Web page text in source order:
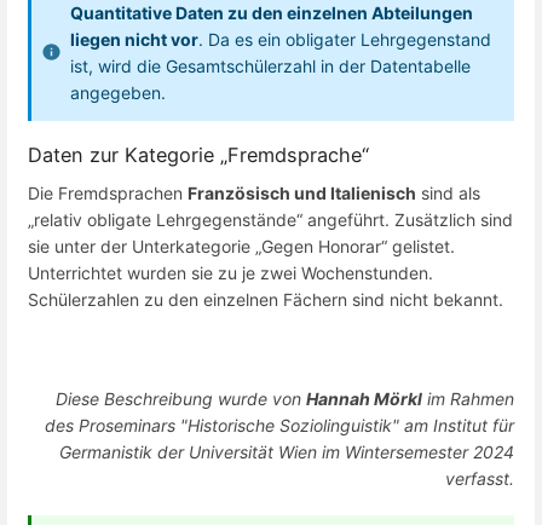
Quantitative Daten zu den einzelnen Abteilungen
liegen nicht vor. Da es ein obligater Lehrgegenstand
ist, wird die Gesamtschülerzahl in der Datentabelle
angegeben.
Daten zur Kategorie „Fremdsprache“
Die Fremdsprachen Französisch und Italienisch sind als
„relativ obligate Lehrgegenstände“ angeführt. Zusätzlich sind
sie unter der Unterkategorie „Gegen Honorar“ gelistet.
Unterrichtet wurden sie zu je zwei Wochenstunden.
Schülerzahlen zu den einzelnen Fächern sind nicht bekannt.
Diese Beschreibung wurde von Hannah Mörkl im Rahmen
des Proseminars "Historische Soziolinguistik" am Institut für
Germanistik der Universität Wien im Wintersemester 2024
verfasst.